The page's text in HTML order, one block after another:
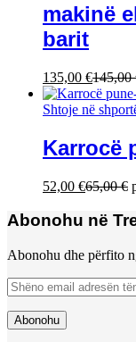
makinë
barit
135,00 €145,00
Shtoje në
Karrocë
52,00 €65,00€
Abonohu në
Abonohu dhe përfito